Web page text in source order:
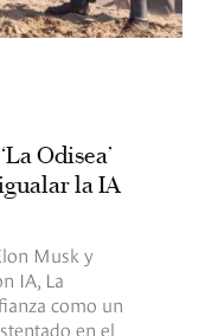
Odisea’
la IA
Musk y
IA, La
como un
en el